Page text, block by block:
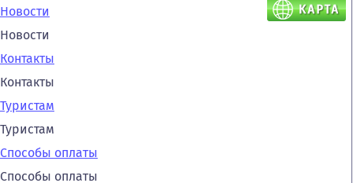
Новости
Новости
Контакты
Контакты
Туристам
Туристам
Способы оплаты
Способы оплаты